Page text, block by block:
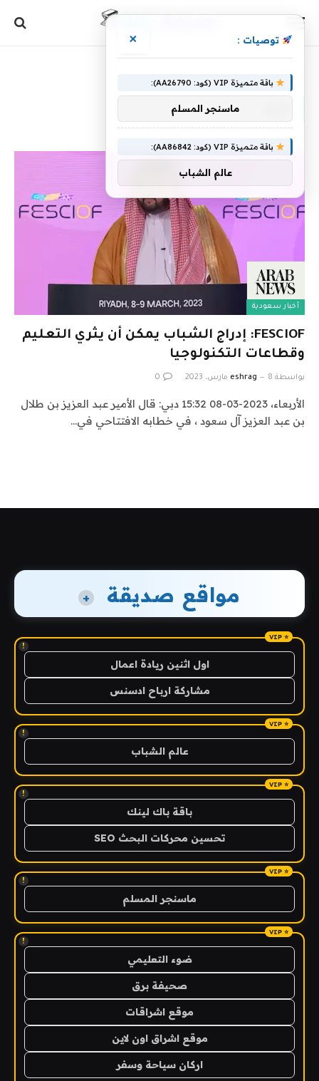
أخبار سعودية
FESCIOF: إدراج الشباب يمكن أن يثري التعليم
وقطاعات التكنولوجيا
بواسطة eshrag 8 مارس، 2023 0
الأربعاء، 2023-03-08 15:32 دبي: قال الأمير عبد العزيز بن طلال
بن عبد العزيز آل سعود ، في خطابه الافتتاحي في…
مواقع صديقة +
!
اول اثنين ريادة اعمال
مشاركة ارباح ادسنس
!
عالم الشباب
!
باقة باك لينك
تحسين محركات البحث SEO
!
ماسنجر المسلم
!
ضوء التعليمي
صحيفة برق
موقع اشراقات
موقع اشراق اون لاين
اركان سياحة وسفر
توصيات : ×
باقة متميزة VIP (كود: AA26790):
ماسنجر المسلم
باقة متميزة VIP (كود: AA86842):
عالم الشباب